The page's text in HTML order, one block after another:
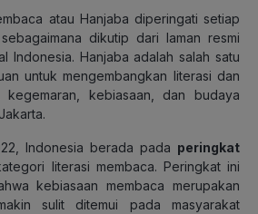
atau Hanjaba diperingati setiap
dikutip dari laman resmi
Indonesia. Hanjaba adalah salah satu
untuk mengembangkan literasi dan
kegemaran, kebiasaan, dan budaya
Indonesia berada pada peringkat
literasi membaca. Peringkat ini
kebiasaan membaca merupakan
sulit ditemui pada masyarakat